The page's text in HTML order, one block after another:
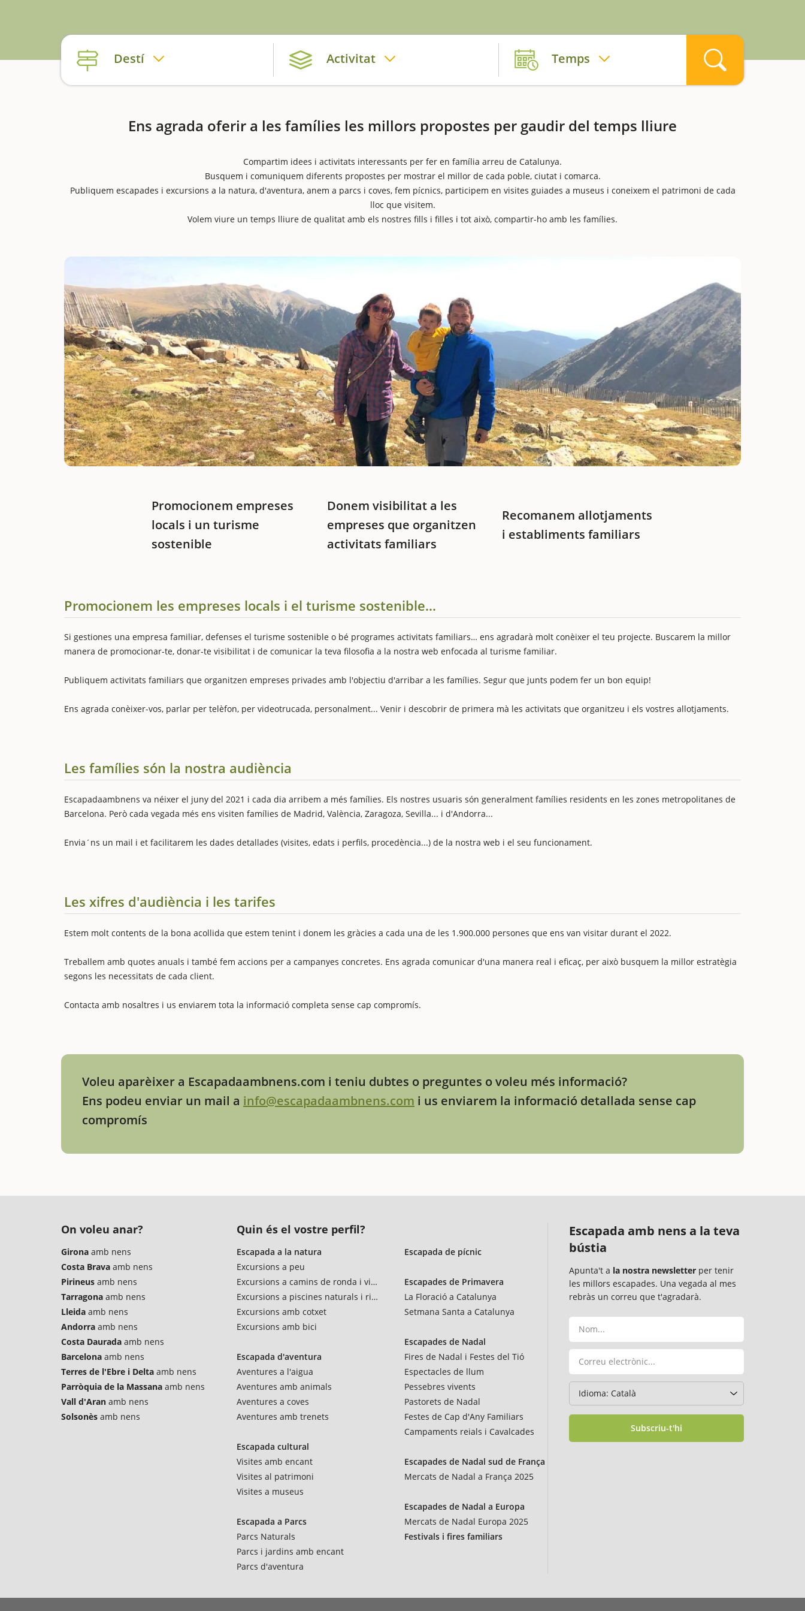
Destí Activitat Temps
Ens agrada oferir a les famílies les millors propostes per gaudir del temps lliure
Compartim idees i activitats interessants per fer en família arreu de Catalunya.
Busquem i comuniquem diferents propostes per mostrar el millor de cada poble, ciutat i comarca.
Publiquem escapades i excursions a la natura, d'aventura, anem a parcs i coves, fem pícnics, participem en visites guiades a museus i coneixem el patrimoni de cada
lloc que visitem.
Volem viure un temps lliure de qualitat amb els nostres fills i filles i tot això, compartir-ho amb les famílies.
Promocionem empreses
locals i un turisme
sostenible
Donem visibilitat a les
empreses que organitzen
activitats familiars
Recomanem allotjaments
i establiments familiars
Promocionem les empreses locals i el turisme sostenible…
Si gestiones una empresa familiar, defenses el turisme sostenible o bé programes activitats familiars… ens agradarà molt conèixer el teu projecte. Buscarem la millor
manera de promocionar-te, donar-te visibilitat i de comunicar la teva filosofia a la nostra web enfocada al turisme familiar.
Publiquem activitats familiars que organitzen empreses privades amb l'objectiu d'arribar a les famílies. Segur que junts podem fer un bon equip!
Ens agrada conèixer-vos, parlar per telèfon, per videotrucada, personalment... Venir i descobrir de primera mà les activitats que organitzeu i els vostres allotjaments.
Les famílies són la nostra audiència
Escapadaambnens va néixer el juny del 2021 i cada dia arribem a més famílies. Els nostres usuaris són generalment famílies residents en les zones metropolitanes de
Barcelona. Però cada vegada més ens visiten famílies de Madrid, València, Zaragoza, Sevilla... i d'Andorra...
Envia´ns un mail i et facilitarem les dades detallades (visites, edats i perfils, procedència...) de la nostra web i el seu funcionament.
Les xifres d'audiència i les tarifes
Estem molt contents de la bona acollida que estem tenint i donem les gràcies a cada una de les 1.900.000 persones que ens van visitar durant el 2022.
Treballem amb quotes anuals i també fem accions per a campanyes concretes. Ens agrada comunicar d'una manera real i eficaç, per això busquem la millor estratègia
segons les necessitats de cada client.
Contacta amb nosaltres i us enviarem tota la informació completa sense cap compromís.
Voleu aparèixer a Escapadaambnens.com i teniu dubtes o preguntes o voleu més informació?
Ens podeu enviar un mail a info@escapadaambnens.com i us enviarem la informació detallada sense cap
compromís
On voleu anar?
Girona amb nens
Costa Brava amb nens
Pirineus amb nens
Tarragona amb nens
Lleida amb nens
Andorra amb nens
Costa Daurada amb nens
Barcelona amb nens
Terres de l'Ebre i Delta amb nens
Parròquia de la Massana amb nens
Vall d'Aran amb nens
Solsonès amb nens
Quin és el vostre perfil?
Escapada a la natura
Excursions a peu
Excursions a camins de ronda i vies verdes
Excursions a piscines naturals i rius
Excursions amb cotxet
Excursions amb bici
Escapada d'aventura
Aventures a l'aigua
Aventures amb animals
Aventures a coves
Aventures amb trenets
Escapada cultural
Visites amb encant
Visites al patrimoni
Visites a museus
Escapada a Parcs
Parcs Naturals
Parcs i jardins amb encant
Parcs d'aventura
Escapada de pícnic
Escapades de Primavera
La Floració a Catalunya
Setmana Santa a Catalunya
Escapades de Nadal
Fires de Nadal i Festes del Tió
Espectacles de llum
Pessebres vivents
Pastorets de Nadal
Festes de Cap d'Any Familiars
Campaments reials i Cavalcades
Escapades de Nadal sud de França
Mercats de Nadal a França 2025
Escapades de Nadal a Europa
Mercats de Nadal Europa 2025
Festivals i fires familiars
Escapada amb nens a la teva
bústia
Apunta't a la nostra newsletter per tenir
les millors escapades. Una vegada al mes
rebràs un correu que t'agradarà.
Subscriu-t'hi